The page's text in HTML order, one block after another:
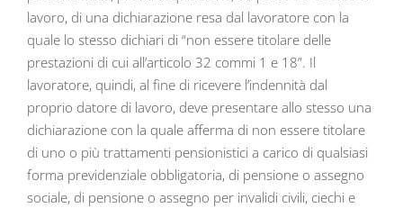
lavoro, di una dichiarazione resa dal lavoratore con la
quale lo stesso dichiari di “non essere titolare delle
prestazioni di cui all’articolo 32 commi 1 e 18”. Il
lavoratore, quindi, al fine di ricevere l’indennità dal
proprio datore di lavoro, deve presentare allo stesso una
dichiarazione con la quale afferma di non essere titolare
di uno o più trattamenti pensionistici a carico di qualsiasi
forma previdenziale obbligatoria, di pensione o assegno
sociale, di pensione o assegno per invalidi civili, ciechi e